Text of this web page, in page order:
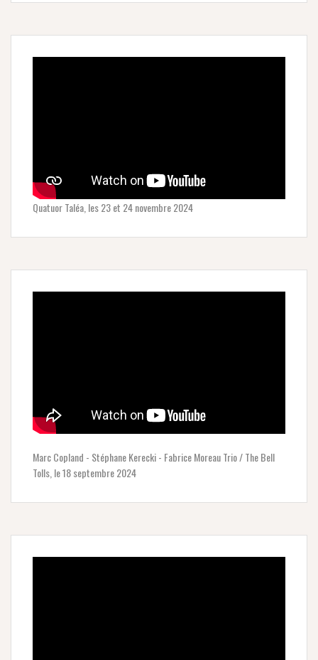
Quatuor Taléa, les 23 et 24 novembre 2024
Marc Copland - Stéphane Kerecki - Fabrice Moreau Trio / The Bell
Tolls, le 18 septembre 2024